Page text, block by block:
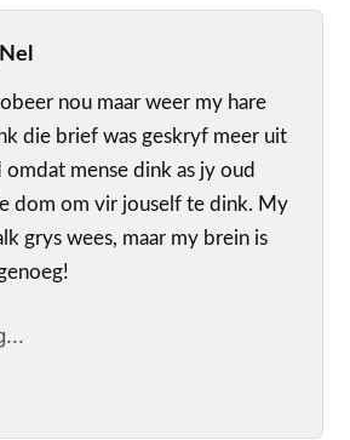
nou maar weer my hare
die brief was geskryf meer uit
mense dink as jy oud
dom om vir jouself te dink. My
grys wees, maar my brein is